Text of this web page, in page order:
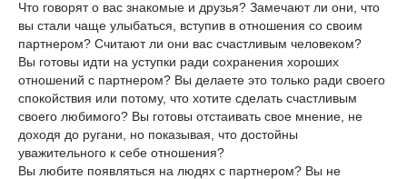
Что говорят о вас знакомые и друзья? Замечают ли они, что
вы стали чаще улыбаться, вступив в отношения со своим
партнером? Считают ли они вас счастливым человеком?
Вы готовы идти на уступки ради сохранения хороших
отношений с партнером? Вы делаете это только ради своего
спокойствия или потому, что хотите сделать счастливым
своего любимого? Вы готовы отстаивать свое мнение, не
доходя до ругани, но показывая, что достойны
уважительного к себе отношения?
Вы любите появляться на людях с партнером? Вы не